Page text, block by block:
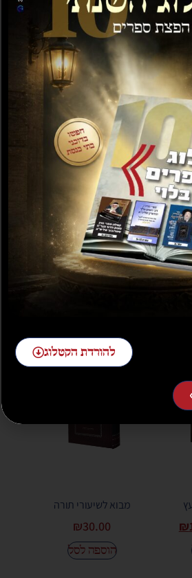
מעונות אריות –
מאוצרותיו וכיסופי נפשו
של פוסק הדור
₪50.00
₪
מבוא לשיעורי תורה
₪30.00
הוספה לסל
להורדת הקטלוג